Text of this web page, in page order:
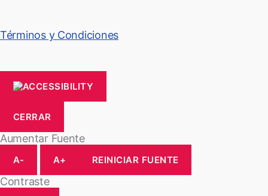
Términos y Condiciones
CERRAR
Aumentar Fuente
A- A+ REINICIAR FUENTE
Contraste